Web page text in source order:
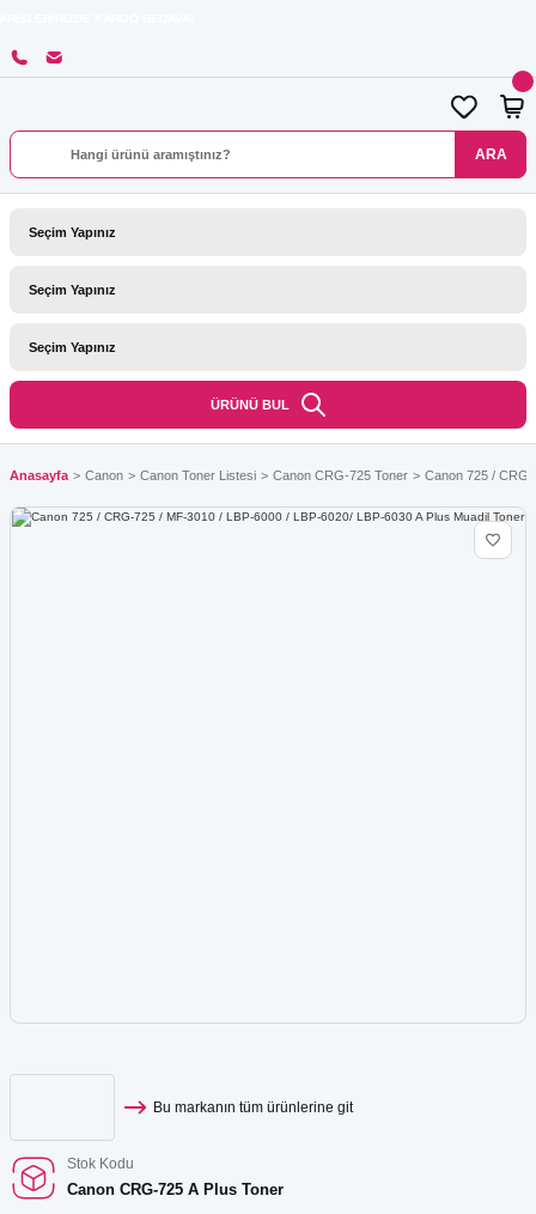
ARA
ÜRÜNÜ BUL
Anasayfa Canon Canon Toner Listesi Canon CRG-725 Toner Canon 725 / CRG-
Bu markanın tüm ürünlerine git
Stok Kodu
Canon CRG-725 A Plus Toner